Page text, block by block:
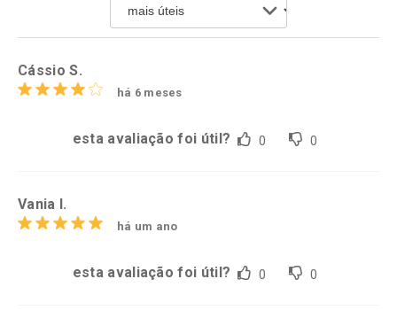
Comprar sem Desconto
Por R$ 25,27/cada
Comprar sem Desconto
Por R$ 17,59/cada
Cássio S.
há 6 meses
esta avaliação foi útil? 0 0
Vania l.
há um ano
esta avaliação foi útil? 0 0